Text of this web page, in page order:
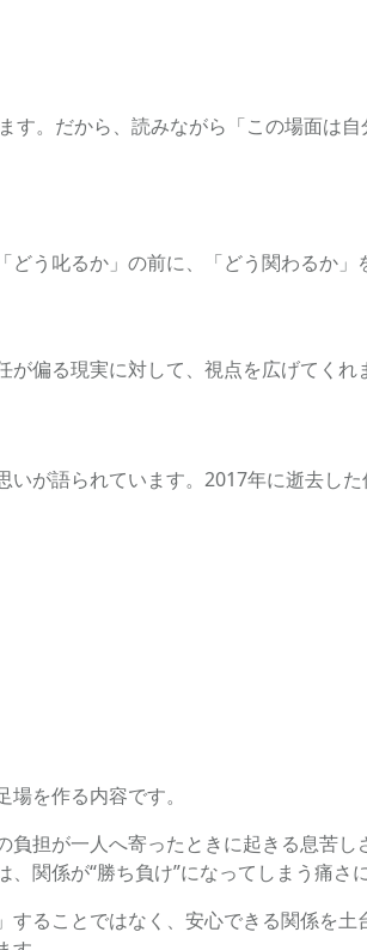
。だから、読みながら「この場面は
う叱るか」の前に、「どう関わるか」
偏る現実に対して、視点を広げてくれ
が語られています。2017年に逝去し
を作る内容です。
担が一人へ寄ったときに起きる息苦
関係が“勝ち負け”になってしまう痛さに
ることではなく、安心できる関係を